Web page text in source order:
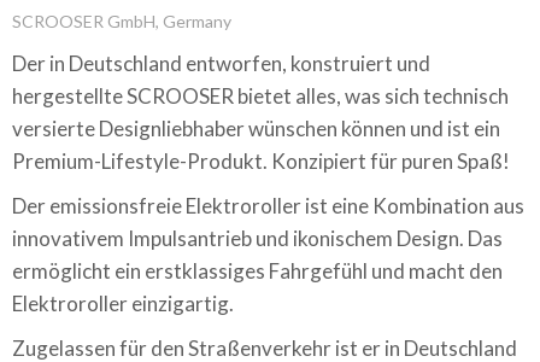
SCROOSER GmbH, Germany
Der in Deutschland entworfen, konstruiert und
hergestellte SCROOSER bietet alles, was sich technisch
versierte Designliebhaber wünschen können und ist ein
Premium-Lifestyle-Produkt. Konzipiert für puren Spaß!
Der emissionsfreie Elektroroller ist eine Kombination aus
innovativem Impulsantrieb und ikonischem Design. Das
ermöglicht ein erstklassiges Fahrgefühl und macht den
Elektroroller einzigartig.
Zugelassen für den Straßenverkehr ist er in Deutschland